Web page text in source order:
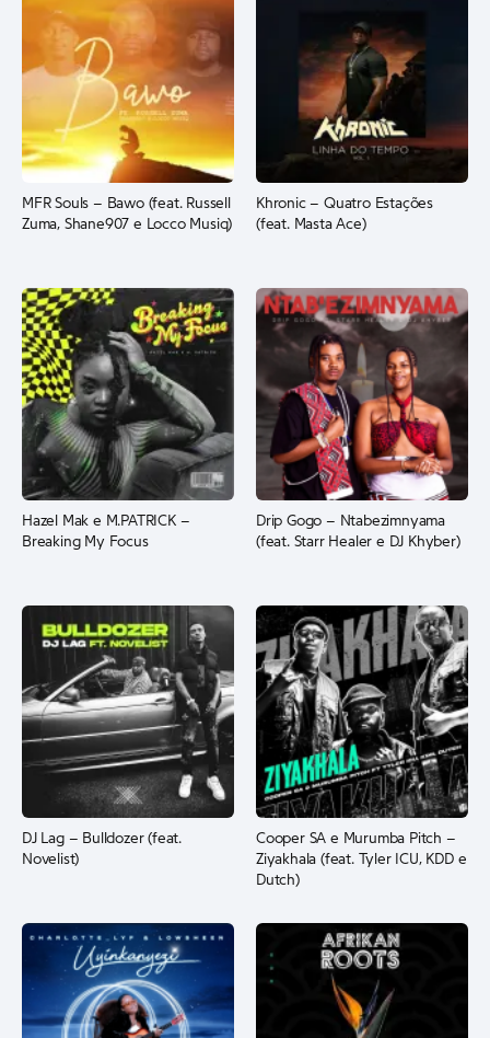
MFR Souls – Bawo (feat. Russell
Zuma, Shane907 e Locco Musiq)
Khronic – Quatro Estações
(feat. Masta Ace)
Hazel Mak e M.PATRICK –
Breaking My Focus
Drip Gogo – Ntabezimnyama
(feat. Starr Healer e DJ Khyber)
DJ Lag – Bulldozer (feat.
Novelist)
Cooper SA e Murumba Pitch –
Ziyakhala (feat. Tyler ICU, KDD e
Dutch)